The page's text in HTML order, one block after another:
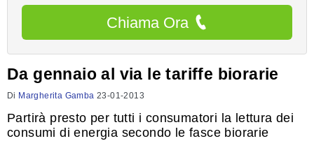
Chiama Ora
Da gennaio al via le tariffe biorarie
Di Margherita Gamba 23-01-2013
Partirà presto per tutti i consumatori la lettura dei
consumi di energia secondo le fasce biorarie